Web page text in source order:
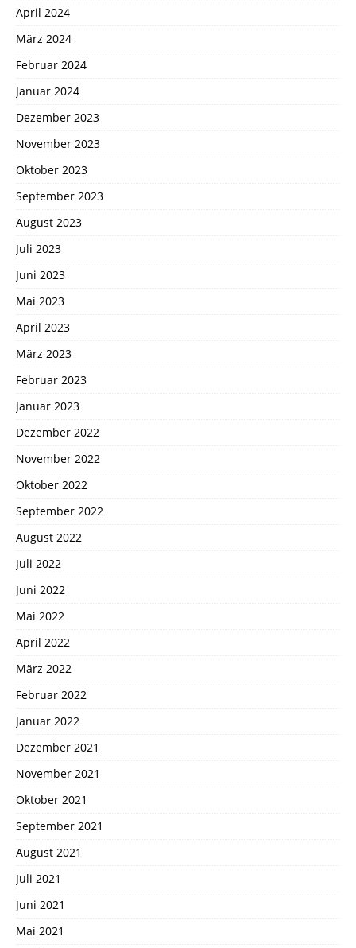
April 2024
März 2024
Februar 2024
Januar 2024
Dezember 2023
November 2023
Oktober 2023
September 2023
August 2023
Juli 2023
Juni 2023
Mai 2023
April 2023
März 2023
Februar 2023
Januar 2023
Dezember 2022
November 2022
Oktober 2022
September 2022
August 2022
Juli 2022
Juni 2022
Mai 2022
April 2022
März 2022
Februar 2022
Januar 2022
Dezember 2021
November 2021
Oktober 2021
September 2021
August 2021
Juli 2021
Juni 2021
Mai 2021